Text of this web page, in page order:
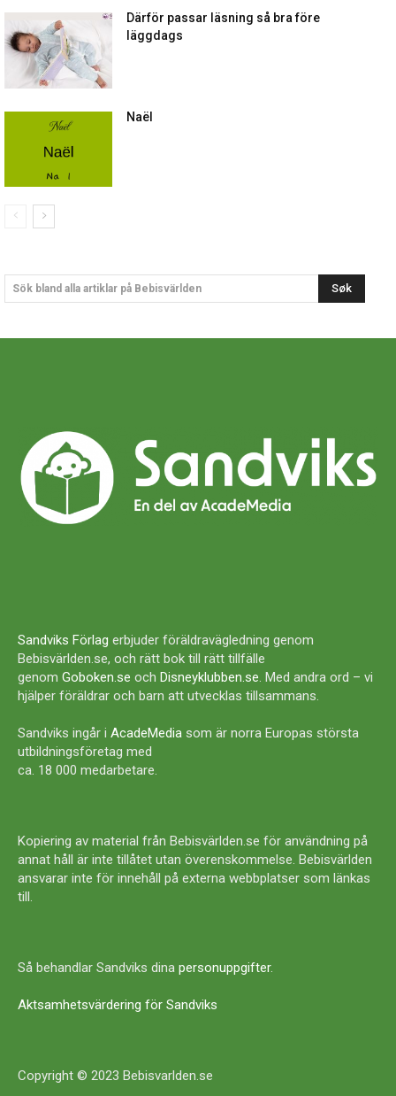
Därför passar läsning så bra före
läggdags
Naël
Sök bland alla artiklar på Bebisvärlden Søk
Sandviks Förlag erbjuder föräldravägledning genom
Bebisvärlden.se, och rätt bok till rätt tillfälle
genom Goboken.se och Disneyklubben.se. Med andra ord – vi
hjälper föräldrar och barn att utvecklas tillsammans.
Sandviks ingår i AcadeMedia som är norra Europas största
utbildningsföretag med
ca. 18 000 medarbetare.
Kopiering av material från Bebisvärlden.se för användning på
annat håll är inte tillåtet utan överenskommelse. Bebisvärlden
ansvarar inte för innehåll på externa webbplatser som länkas
till.
Så behandlar Sandviks dina personuppgifter.
Aktsamhetsvärdering för Sandviks
Copyright © 2023 Bebisvarlden.se